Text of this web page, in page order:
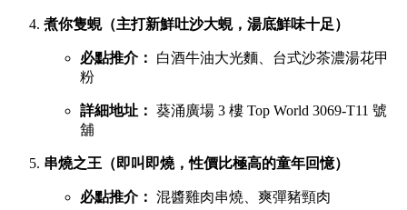
煮你隻蜆（主打新鮮吐沙大蜆，湯底鮮味十足）
必點推介：
白酒牛油大光麵、台式沙茶濃湯花甲
粉
詳細地址： 葵涌廣場 3 樓 Top World 3069-T11 號
舖
串燒之王（即叫即燒，性價比極高的童年回憶）
必點推介： 混醬雞肉串燒、爽彈豬頸肉